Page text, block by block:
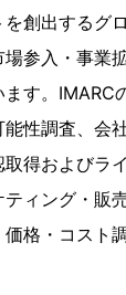
創出するグ
場参入・事業
す。IMARC
性調査、会
得およびラ
ィング・販
格・コスト